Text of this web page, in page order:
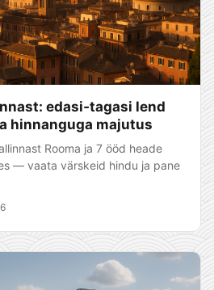
edasi‑tagasi lend
hinnanguga majutus
Rooma ja 7 ööd heade
— vaata värskeid hindu ja pane